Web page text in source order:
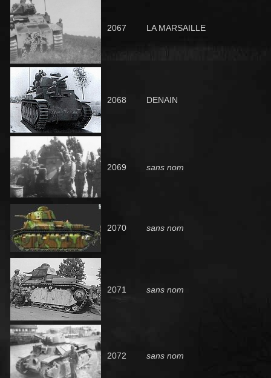
2067 LA MARSAILLE
2068 DENAIN
2069 sans nom
2070 sans nom
2071 sans nom
2072 sans nom